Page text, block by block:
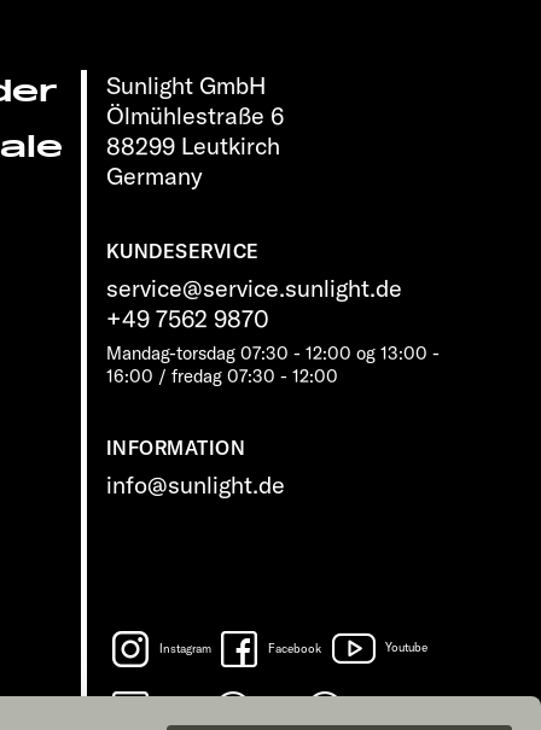
Sunlight GmbH
Ölmühlestraße 6
88299 Leutkirch
Germany
KUNDESERVICE
service@service.sunlight.de
+49 7562 9870
Mandag-torsdag 07:30 - 12:00 og 13:00 -
16:00 / fredag ​​07:30 - 12:00
INFORMATION
info@sunlight.de
Instagram Facebook Youtube